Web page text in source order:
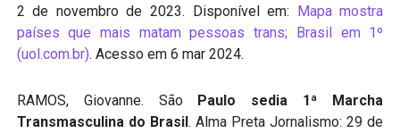
2 de novembro de 2023. Disponível em:
Mapa mostra
países que mais matam pessoas trans; Brasil em 1º
(uol.com.br). Acesso em 6 mar 2024.
RAMOS, Giovanne. São
Paulo sedia 1ª Marcha
Transmasculina do Brasil . Alma Preta Jornalismo: 29 de